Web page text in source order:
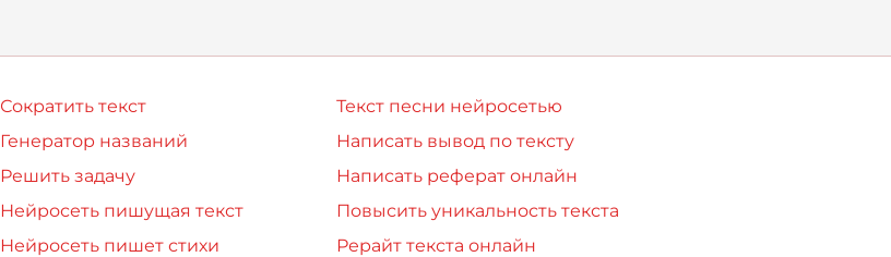
Сократить текст
Генератор названий
Решить задачу
Нейросеть пишущая текст
Нейросеть пишет стихи
Текст песни нейросетью
Написать вывод по тексту
Написать реферат онлайн
Повысить уникальность текста
Рерайт текста онлайн